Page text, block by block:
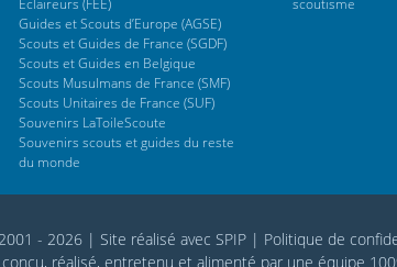
Éclaireurs (FEE)
Guides et Scouts d’Europe (AGSE)
Scouts et Guides de France (SGDF)
Scouts et Guides en Belgique
Scouts Musulmans de France (SMF)
Scouts Unitaires de France (SUF)
Souvenirs LaToileScoute
Souvenirs scouts et guides du reste
du monde
scoutisme
- 2026| Site réalisé avec SPIP| Politique de
réalisé, entretenu et alimenté par une équipe